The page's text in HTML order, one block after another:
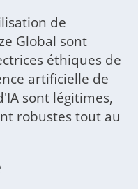
de
Global sont
éthiques de
artificielle de
sont légitimes,
robustes tout au